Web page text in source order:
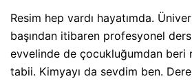
Resim hep vardı hayatımda.
başından itibaren profesyonel
evvelinde de çocukluğumdan beri
tabii. Kimyayı da sevdim ben.